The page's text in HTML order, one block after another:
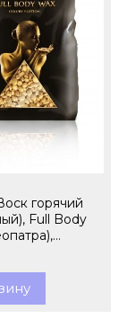
горячий
Full Body